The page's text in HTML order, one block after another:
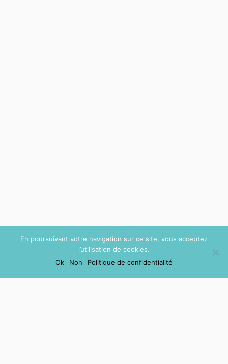
En poursuivant votre navigation sur ce site, vous acceptez
l’utilisation de cookies.
Ok
Non Politique de confidentialité